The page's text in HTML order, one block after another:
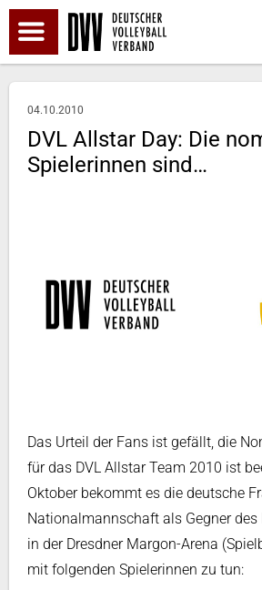
04.10.2010
DVL Allstar Day: Die
Spielerinnen sind…
Das Urteil der Fans ist gefällt, die
für das DVL Allstar Team 2010 ist
Oktober bekommt es die deutsche
Nationalmannschaft als Gegner des
in der Dresdner Margon-Arena
mit folgenden Spielerinnen zu tun: